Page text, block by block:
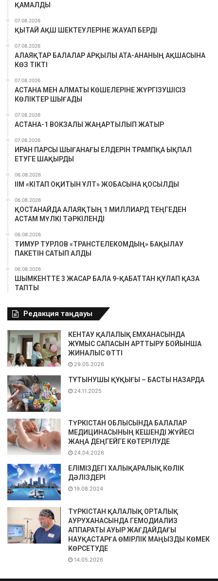
ҚАМАЛДЫ
07.08.2026
ҚЫТАЙ АҚШ ШЕКТЕУЛЕРІНЕ ЖАУАП БЕРДІ
07.08.2026
АЛАЯҚТАР БАЛАЛАР АРҚЫЛЫ АТА-АНАНЫҢ АҚШАСЫНА
КӨЗ ТІКТІ
07.08.2026
АСТАНА МЕН АЛМАТЫ КӨШЕЛЕРІНЕ ЖҮРГІЗУШІСІЗ
КӨЛІКТЕР ШЫҒАДЫ
07.08.2026
АСТАНА-1 ВОКЗАЛЫ ЖАҢАРТЫЛЫП ЖАТЫР
07.08.2026
ИРАН ПАРСЫ ШЫҒАНАҒЫ ЕЛДЕРІН ТРАМПҚА ЫҚПАЛ
ЕТУГЕ ШАҚЫРДЫ
06.08.2026
ІІМ «КІТАП ОҚИТЫН ҰЛТ» ЖОБАСЫНА ҚОСЫЛДЫ
06.08.2026
ҚОСТАНАЙДА АЛАЯҚТЫҢ 1 МИЛЛИАРД ТЕҢГЕДЕН
АСТАМ МҮЛКІ ТӘРКІЛЕНДІ
06.08.2026
ТИМУР ТУРЛОВ «ТРАНСТЕЛЕКОМДЫҢ» БАҚЫЛАУ
ПАКЕТІН САТЫП АЛДЫ
06.08.2026
ШЫМКЕНТТЕ 3 ЖАСАР БАЛА 9-ҚАБАТТАН ҚҰЛАП ҚАЗА
ТАПТЫ
Редакция таңдауы
КЕНТАУ ҚАЛАЛЫҚ ЕМХАНАСЫНДА
ЖҰМЫС САПАСЫН АРТТЫРУ БОЙЫНША
ЖИНАЛЫС ӨТТІ
29.05.2026
ТҰТЫНУШЫ ҚҰҚЫҒЫ – БАСТЫ НАЗАРДА
24.11.2025
ТҮРКІСТАН ОБЛЫСЫНДА БАЛАЛАР
МЕДИЦИНАСЫНЫҢ КЕШЕНДІ ЖҮЙЕСІ
ЖАҢА ДЕҢГЕЙГЕ КӨТЕРІЛУДЕ
24.04.2026
ЕЛІМІЗДЕГІ ХАЛЫҚАРАЛЫҚ КӨЛІК
ДӘЛІЗДЕРІ
19.08.2024
ТҮРКІСТАН ҚАЛАЛЫҚ ОРТАЛЫҚ
АУРУХАНАСЫНДА ГЕМОДИАЛИЗ
АППАРАТЫ АУЫР ЖАҒДАЙДАҒЫ
НАУҚАСТАРҒА ӨМІРЛІК МАҢЫЗДЫ КӨМЕК
КӨРСЕТУДЕ
14.05.2026